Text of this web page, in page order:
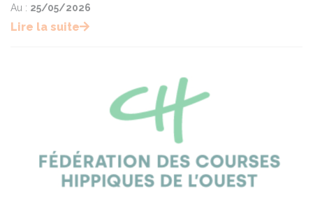
Au : 25/05/2026
Lire la suite